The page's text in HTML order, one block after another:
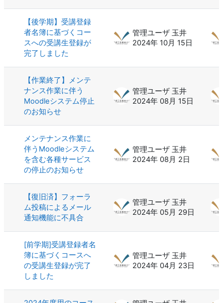
【後学期】受講登録
者名簿に基づくコー
スへの受講生登録が
完了しました
管理ユーザ 玉井
2024年 10月 15日
【作業終了】メンテ
ナンス作業に伴う
Moodleシステム停止
のお知らせ
管理ユーザ 玉井
2024年 08月 15日
メンテナンス作業に
伴うMoodleシステム
を含む各種サービス
の停止のお知らせ
管理ユーザ 玉井
2024年 08月 2日
【復旧済】フォーラ
ム投稿によるメール
通知機能に不具合
管理ユーザ 玉井
2024年 05月 29日
[前学期]受講登録者名
簿に基づくコースへ
の受講生登録が完了
しました
管理ユーザ 玉井
2024年 04月 23日